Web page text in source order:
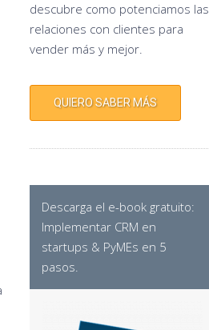
descubre como potenciamos las
relaciones con clientes para
vender más y mejor.
QUIERO SABER MÁS
Descarga el e-book gratuito:
Implementar CRM en
startups & PyMEs en 5
pasos.